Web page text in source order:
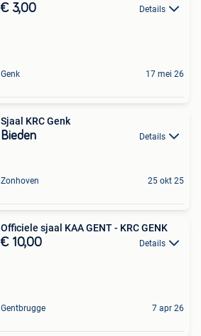
€ 3,00 Details
Genk 17 mei 26
Sjaal KRC Genk
Bieden Details
Zonhoven 25 okt 25
Officiele sjaal KAA GENT - KRC GENK
€ 10,00 Details
Gentbrugge 7 apr 26